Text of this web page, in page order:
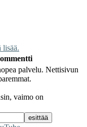
lisää.
palvelu. Nettisivun
vaimo on